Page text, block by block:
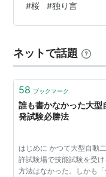
排除してくれ。【引
ーク」発表 開発競
https://
91f43a7…
#桜 #独り言
ネットで話題
58 ブックマーク
誰も書かなかった大型
発試験必勝法
はじめに かつて大型自動
許試験場で技能試験を受
方法はなかった。しかも